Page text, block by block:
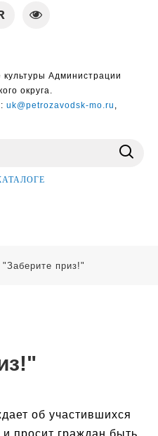
Администрации
округа.
uk@petrozavodsk-mo.ru ,
"Заберите приз!"
об участившихся
просит граждан быть